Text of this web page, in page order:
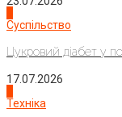
Суспільство
Цукровий діабет у
17.07.2026
Техніка